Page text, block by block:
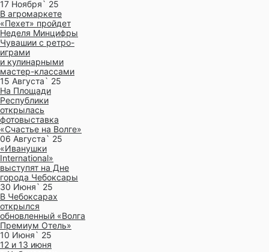
17 Ноября` 25
В агромаркете
«Пехет» пройдет
Неделя Минцифры
Чувашии с ретро-
играми
и кулинарными
мастер-классами
15 Августа` 25
На Площади
Республики
открылась
фотовыставка
«Счастье на Волге»
06 Августа` 25
«Иванушки
International»
выступят на Дне
города Чебоксары
30 Июня` 25
В Чебоксарах
открылся
обновленный «Волга
Премиум Отель»
10 Июня` 25
12 и 13 июня